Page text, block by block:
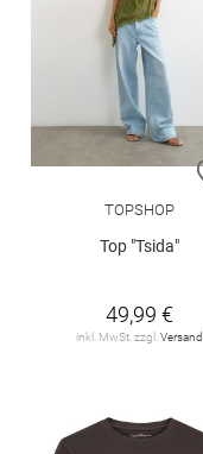
TOPSHOP
Top "Tsida"
49,99 €
inkl. MwSt. zzgl. Versand